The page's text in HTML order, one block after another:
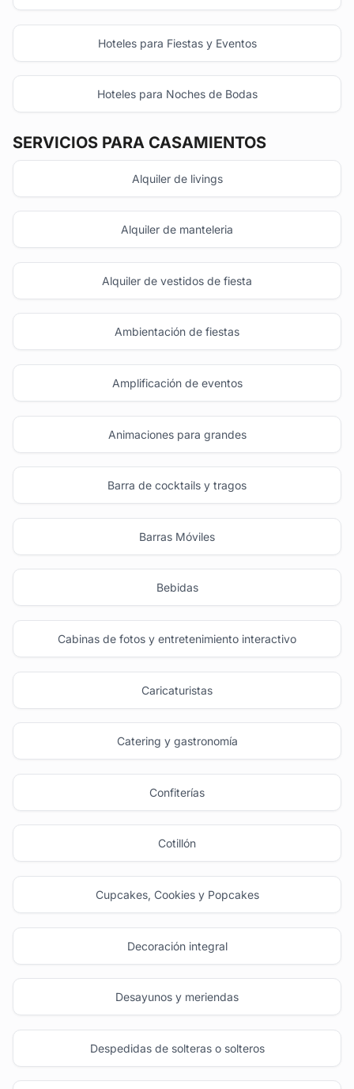
Hoteles para Fiestas y Eventos
Hoteles para Noches de Bodas
SERVICIOS PARA CASAMIENTOS
Alquiler de livings
Alquiler de manteleria
Alquiler de vestidos de fiesta
Ambientación de fiestas
Amplificación de eventos
Animaciones para grandes
Barra de cocktails y tragos
Barras Móviles
Bebidas
Cabinas de fotos y entretenimiento interactivo
Caricaturistas
Catering y gastronomía
Confiterías
Cotillón
Cupcakes, Cookies y Popcakes
Decoración integral
Desayunos y meriendas
Despedidas de solteras o solteros